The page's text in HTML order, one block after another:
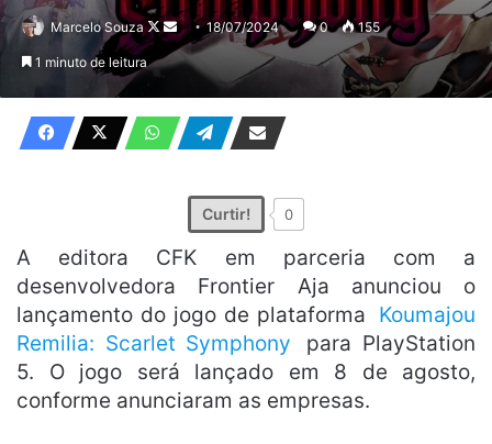
Marcelo Souza
Follow
on
Mande
um
18/07/2024 0 155
1 minuto de leitura
Curtir! 0
A editora CFK em parceria com a
desenvolvedora Frontier Aja anunciou o
lançamento do jogo de plataforma
Koumajou
Remilia: Scarlet Symphony
para PlayStation
5. O jogo será lançado em 8 de agosto,
conforme anunciaram as empresas.